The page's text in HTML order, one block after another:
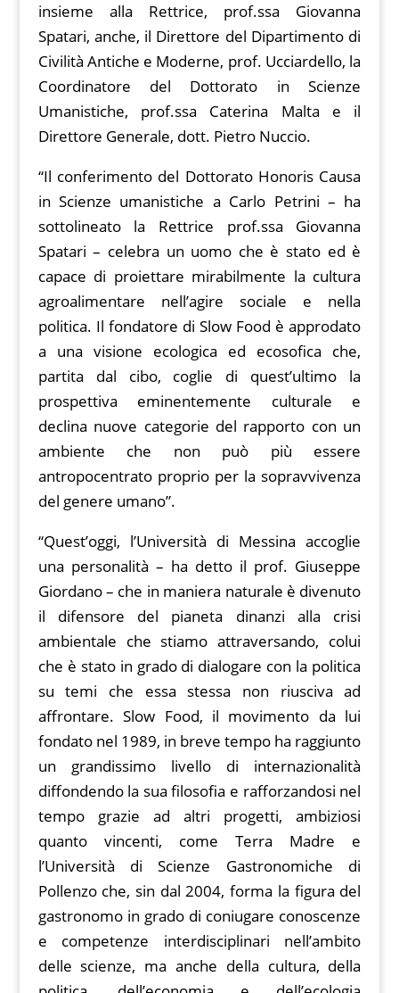
insieme alla Rettrice, prof.ssa Giovanna
Spatari, anche, il Direttore del Dipartimento di
Civilità Antiche e Moderne, prof. Ucciardello, la
Coordinatore del Dottorato in Scienze
Umanistiche, prof.ssa Caterina Malta e il
Direttore Generale, dott. Pietro Nuccio.
“Il conferimento del Dottorato Honoris Causa
in Scienze umanistiche a Carlo Petrini – ha
sottolineato la Rettrice prof.ssa Giovanna
Spatari – celebra un uomo che è stato ed è
capace di proiettare mirabilmente la cultura
agroalimentare nell’agire sociale e nella
politica. Il fondatore di Slow Food è approdato
a una visione ecologica ed ecosofica che,
partita dal cibo, coglie di quest’ultimo la
prospettiva eminentemente culturale e
declina nuove categorie del rapporto con un
ambiente che non può più essere
antropocentrato proprio per la sopravvivenza
del genere umano”.
“Quest’oggi, l’Università di Messina accoglie
una personalità – ha detto il prof. Giuseppe
Giordano – che in maniera naturale è divenuto
il difensore del pianeta dinanzi alla crisi
ambientale che stiamo attraversando, colui
che è stato in grado di dialogare con la politica
su temi che essa stessa non riusciva ad
affrontare. Slow Food, il movimento da lui
fondato nel 1989, in breve tempo ha raggiunto
un grandissimo livello di internazionalità
diffondendo la sua filosofia e rafforzandosi nel
tempo grazie ad altri progetti, ambiziosi
quanto vincenti, come Terra Madre e
l’Università di Scienze Gastronomiche di
Pollenzo che, sin dal 2004, forma la figura del
gastronomo in grado di coniugare conoscenze
e competenze interdisciplinari nell’ambito
delle scienze, ma anche della cultura, della